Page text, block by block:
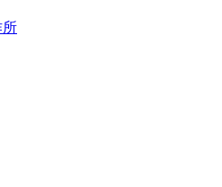
所